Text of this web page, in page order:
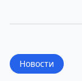
Новости